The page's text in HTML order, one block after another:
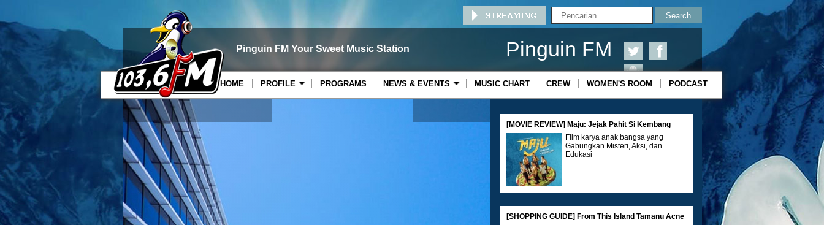
Pinguin FM Your Sweet Music Station Pinguin FM
PODCAST
WOMEN'S ROOM
CREW
MUSIC CHART
NEWS & EVENTS
PROGRAMS
PROFILE
HOME
[MOVIE REVIEW] Maju: Jejak Pahit Si Kembang
Gula
Film karya anak bangsa yang
Gabungkan Misteri, Aksi, dan
Edukasi
[SHOPPING GUIDE] From This Island Tamanu Acne